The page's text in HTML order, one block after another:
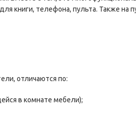
книги, телефона, пульта. Также на
отличаются по:
в комнате мебели);